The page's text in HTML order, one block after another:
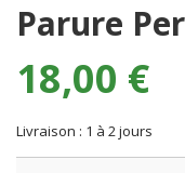
Parure
18,00 €
Livraison : 1 à 2 jours